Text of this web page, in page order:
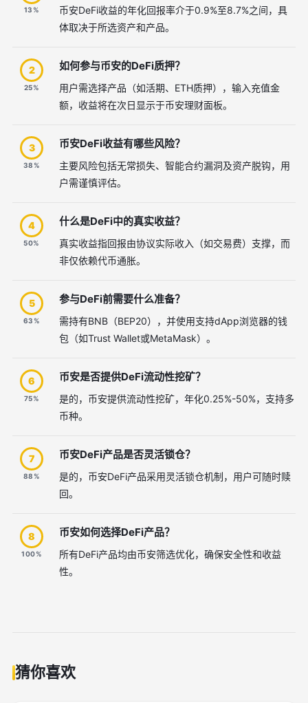
13%
币安DeFi收益的年化回报率介于0.9%至8.7%之间，具
体取决于所选资产和产品。
2
25%
如何参与币安的DeFi质押？
用户需选择产品（如活期、ETH质押），输入充值金
额，收益将在次日显示于币安理财面板。
3
38%
币安DeFi收益有哪些风险？
主要风险包括无常损失、智能合约漏洞及资产脱钩，用
户需谨慎评估。
4
50%
什么是DeFi中的真实收益？
真实收益指回报由协议实际收入（如交易费）支撑，而
非仅依赖代币通胀。
5
63%
参与DeFi前需要什么准备？
需持有BNB（BEP20），并使用支持dApp浏览器的钱
包（如Trust Wallet或MetaMask）。
6
75%
币安是否提供DeFi流动性挖矿？
是的，币安提供流动性挖矿，年化0.25%-50%，支持多
币种。
7
88%
币安DeFi产品是否灵活锁仓？
是的，币安DeFi产品采用灵活锁仓机制，用户可随时赎
回。
8
100%
币安如何选择DeFi产品？
所有DeFi产品均由币安筛选优化，确保安全性和收益
性。
猜你喜欢